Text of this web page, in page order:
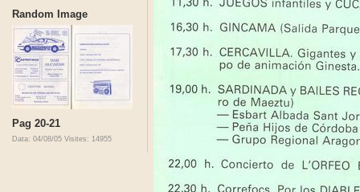
Random Image
Pag 20-21
Data: 04/08/05 Visites: 14955